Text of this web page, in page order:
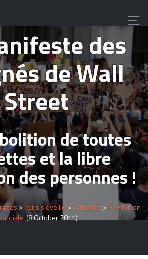
des
de Wall
Street
de toutes
et la libre
des personnes !
> Paris s’éveille >Actualités > Révolution
(8 October 2011)